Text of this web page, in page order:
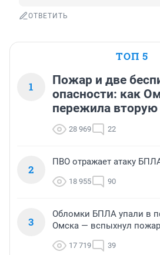
ОТВЕТИТЬ
ТОП 5
1
Пожар и две
опасности: как
пережила
28 969 22
2
ПВО отражает атаку
18 955 90
3
Обломки БПЛА упали в
Омска — вспыхнул пожар
17 719 39